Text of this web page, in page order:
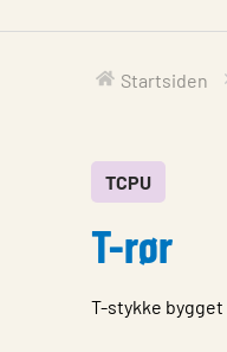
Startsiden
TCPU
T-rør
T-stykke bygget